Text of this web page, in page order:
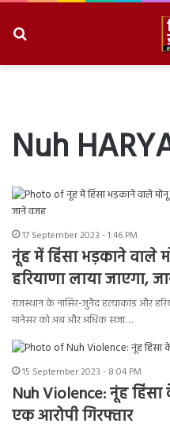
Nuh
17 September 2023 - 1:46 PM
नूंह में हिंसा भड़काने वाले
हरियाणा लाया जाएगा,
राजस्थान के नासिर-जुनैद हत्याकांड और
मानेसर को अब और अधिक सजा…
15 September 2023 - 8:04 PM
Nuh Violence: नूंह हिंसा
एक आरोपी गिरफ्तार